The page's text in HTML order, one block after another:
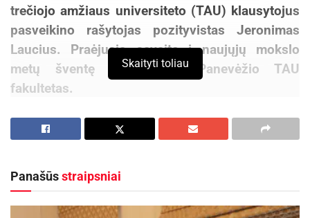
trečiojo amžiaus universiteto (TAU) klausytojus
pasveikino rašytojas pozityvistas Jeronimas
Laucius. Praėjusią savaitę į naujųjų mokslo
metų šventę pakvietė ir Panevėžio TAU
fakultetas.
TAU – įstaiga, vienijanti visus, kas mokosi visą
gyvenimą. Jos tikslas – propaguoti įvairaus
organizuoti renginius, skatinti švietimą.
naujienos
Skaityti toliau
Panašūsstraipsniai